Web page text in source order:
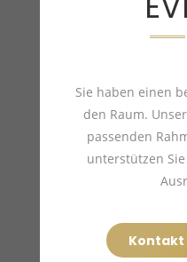
Sie haben einen
den Raum.
passenden
unterstützen